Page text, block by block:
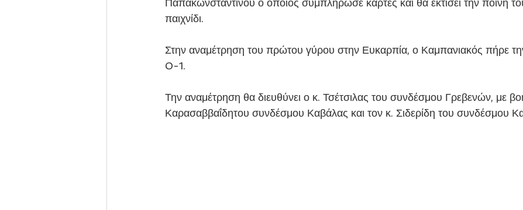
Παπακωνσταντίνου ο οποίος συμπλήρωσε κάρτες και θα εκτίσει την ποινή
παιχνίδι.
Στην αναμέτρηση του πρώτου γύρου στην Ευκαρπία, ο Καμπανιακός πήρε
0-1.
Την αναμέτρηση θα διευθύνει ο κ. Τσέτσιλας του συνδέσμου Γρεβενών, με
Καρασαββαΐδητου συνδέσμου Καβάλας και τον κ. Σιδερίδη του συνδέσμου